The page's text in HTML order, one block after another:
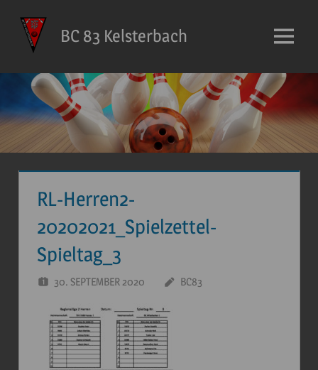
Inhalt
springen
BC 83 Kelsterbach Menü
RL-Herren2-
20202021_Spielzettel-
Spieltag_3
30. SEPTEMBER 2020 BC83